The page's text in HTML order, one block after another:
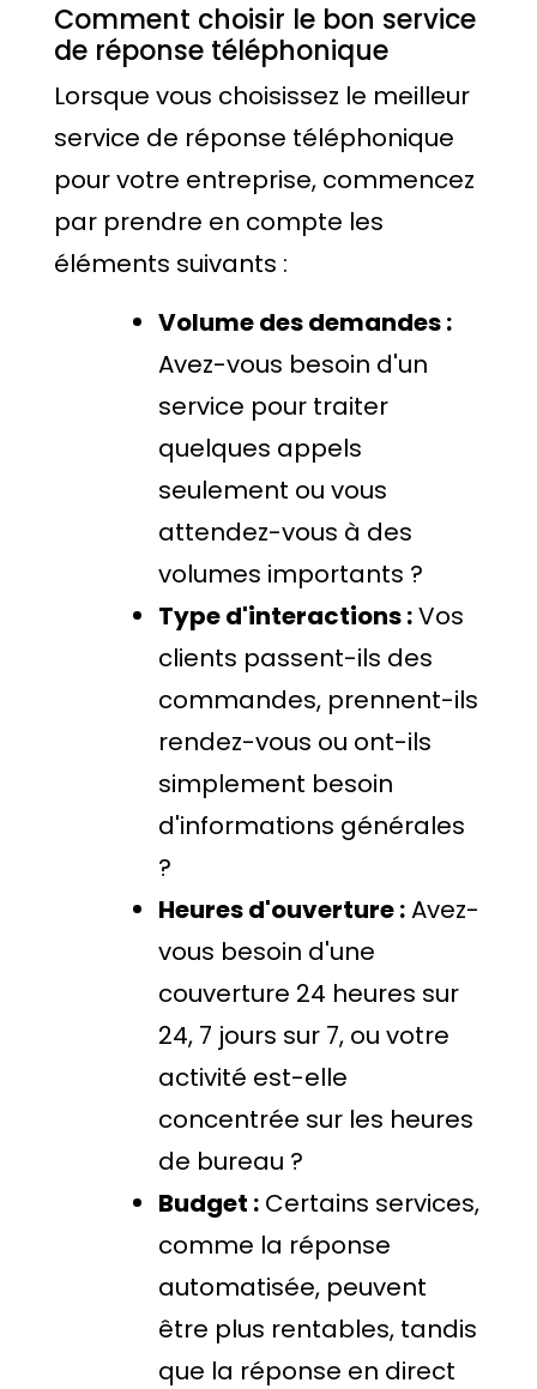
Comment choisir le bon service
de réponse téléphonique
Lorsque vous choisissez le meilleur
service de réponse téléphonique
pour votre entreprise, commencez
par prendre en compte les
éléments suivants :
Volume des demandes :
Avez-vous besoin d'un
service pour traiter
quelques appels
seulement ou vous
attendez-vous à des
volumes importants ?
Type d'interactions :Vos
clients passent-ils des
commandes, prennent-ils
rendez-vous ou ont-ils
simplement besoin
d'informations générales
?
Heures d'ouverture :Avez-
vous besoin d'une
couverture 24 heures sur
24, 7 jours sur 7, ou votre
activité est-elle
concentrée sur les heures
de bureau ?
Budget : Certains services,
comme la réponse
automatisée, peuvent
être plus rentables, tandis
que la réponse en direct